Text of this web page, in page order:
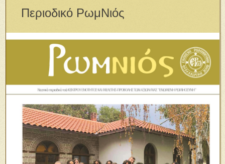
Περιοδικό ΡωμΝιός